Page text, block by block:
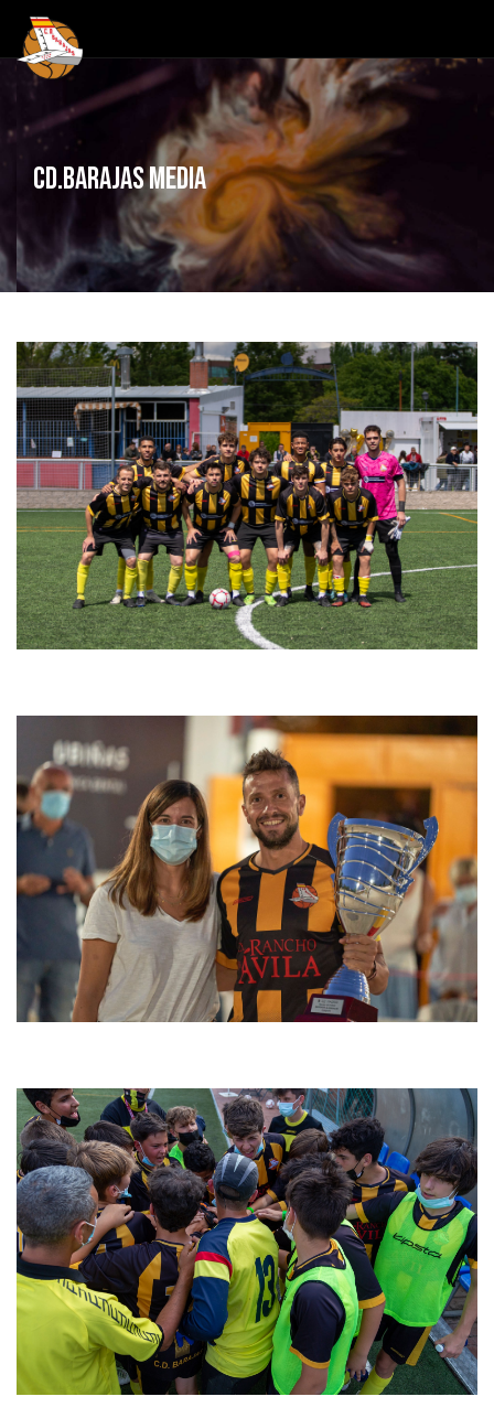
CD.Barajas Media
ALIRON 23-24
XLII Trofeo Ntra. Sra. de la Soledad
MadCup 2021